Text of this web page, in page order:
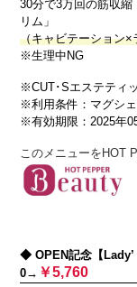
30分で3万回の筋収
リム」
（キャビテーション
※生理中NG
※CUT･Sエステティ
※利用条件：マグシ
※有効期限：2025年
このメニューをHOT
◆ OPEN記念【Lady’
0→ ￥5,760